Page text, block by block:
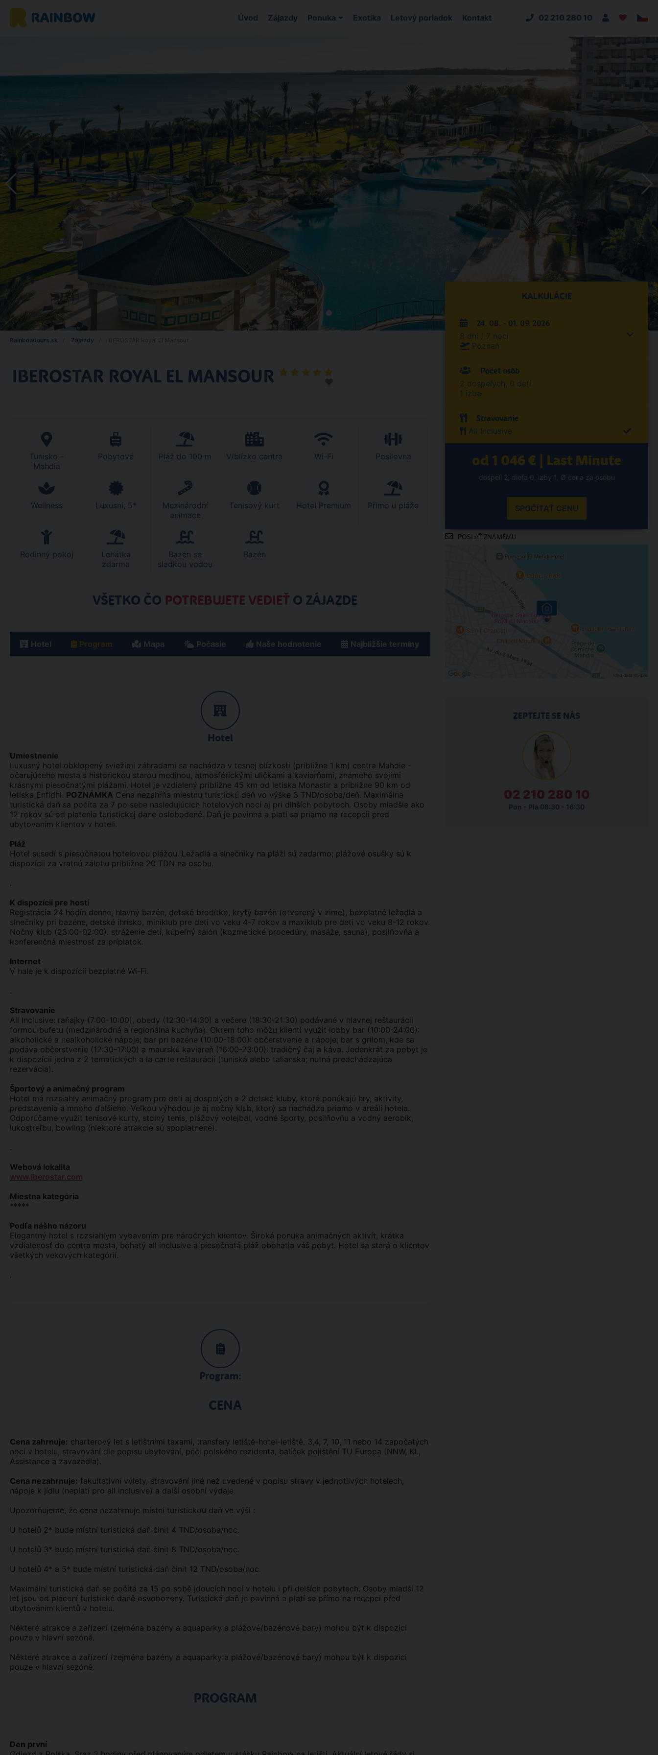
Úvod Zájazdy Ponuka Exotika Letový poriadok Kontakt 02 210 280 10
Rainbowtours.sk Zájazdy
IBEROSTAR ROYAL EL MANSOUR
Tunisko -
Mahdia
Pobytové Pláž do 100 m V/blízko centra Wi-Fi Posilovna
Wellness Luxusní, 5*
Mezinárodní
animace
Tenisový kurt Hotel Premium Přímo u pláže
Rodinný pokoj
Lehátka
zdarma
Bazén se
sladkou vodou
Bazén
VŠETKO ČO POTREBUJETE VEDIEŤ O ZÁJAZDE
Hotel Program Mapa Počasie Naše hodnotenie Najbližšie termíny
Hotel
Umiestnenie
Luxusný hotel obklopený sviežimi záhradami sa nachádza v tesnej blízkosti (približne 1 km) centra Mahdie -
očarujúceho mesta s historickou starou medinou, atmosférickými uličkami a kaviarňami, známeho svojimi
krásnymi piesočnatými plážami. Hotel je vzdialený približne 45 km od letiska Monastir a približne 90 km od
letiska Enfidhi. POZNÁMKA Cena nezahŕňa miestnu turistickú daň vo výške 3 TND/osoba/deň. Maximálna
turistická daň sa počíta za 7 po sebe nasledujúcich hotelových nocí aj pri dlhších pobytoch. Osoby mladšie ako
12 rokov sú od platenia turistickej dane oslobodené. Daň je povinná a platí sa priamo na recepcii pred
ubytovaním klientov v hoteli.
Pláž
Hotel susedí s piesočnatou hotelovou plážou. Ležadlá a slnečníky na pláži sú zadarmo; plážové osušky sú k
dispozícii za vratnú zálohu približne 20 TDN na osobu.
.
K dispozícii pre hostí
Registrácia 24 hodín denne, hlavný bazén, detské brodítko, krytý bazén (otvorený v zime), bezplatné ležadlá a
slnečníky pri bazéne, detské ihrisko, miniklub pre deti vo veku 4-7 rokov a maxiklub pre deti vo veku 8-12 rokov.
Nočný klub (23:00-02:00). stráženie detí, kúpeľný salón (kozmetické procedúry, masáže, sauna), posilňovňa a
konferenčná miestnosť za príplatok.
Internet
V hale je k dispozícii bezplatné Wi-Fi.
.
Stravovanie
All Inclusive: raňajky (7:00-10:00), obedy (12:30-14:30) a večere (18:30-21:30) podávané v hlavnej reštaurácii
formou bufetu (medzinárodná a regionálna kuchyňa). Okrem toho môžu klienti využiť lobby bar (10:00-24:00):
alkoholické a nealkoholické nápoje; bar pri bazéne (10:00-18:00): občerstvenie a nápoje; bar s grilom, kde sa
podáva občerstvenie (12:30-17:00) a maurskú kaviareň (16:00-23:00): tradičný čaj a káva. Jedenkrát za pobyt je
k dispozícii jedna z 2 tematických a la carte reštaurácií (tuniská alebo talianska; nutná predchádzajúca
rezervácia).
Športový a animačný program
Hotel má rozsiahly animačný program pre deti aj dospelých a 2 detské kluby, ktoré ponúkajú hry, aktivity,
predstavenia a mnoho ďalšieho. Veľkou výhodou je aj nočný klub, ktorý sa nachádza priamo v areáli hotela.
Odporúčame využiť tenisové kurty, stolný tenis, plážový volejbal, vodné športy, posilňovňu a vodný aerobik,
lukostreľbu, bowling (niektoré atrakcie sú spoplatnené).
.
Webová lokalita
www.iberostar.com
Miestna kategória
*****
Podľa nášho názoru
Elegantný hotel s rozsiahlym vybavením pre náročných klientov. Široká ponuka animačných aktivít, krátka
vzdialenosť do centra mesta, bohatý all inclusive a piesočnatá pláž obohatia váš pobyt. Hotel sa stará o klientov
všetkých vekových kategórií.
.
Program:
CENA
Cena zahrnuje: charterový let s letištními taxami, transfery letiště-hotel-letiště, 3,4, 7, 10, 11 nebo 14 započatých
nocí v hotelu, stravování dle popisu ubytování, péči polského rezidenta, balíček pojištění TU Europa (NNW, KL,
Assistance a zavazadla).
Cena nezahrnuje: fakultativní výlety, stravování jiné než uvedené v popisu stravy v jednotlivých hotelech,
nápoje k jídlu (neplatí pro all inclusive) a další osobní výdaje.
Upozorňujeme, že cena nezahrnuje místní turistickou daň ve výši :
U hotelů 2* bude místní turistická daň činit 4 TND/osoba/noc.
U hotelů 3* bude místní turistická daň činit 8 TND/osoba/noc.
U hotelů 4* a 5* bude místní turistická daň činit 12 TND/osoba/noc.
Maximální turistická daň se počítá za 15 po sobě jdoucích nocí v hotelu i při delších pobytech. Osoby mladší 12
let jsou od placení turistické daně osvobozeny. Turistická daň je povinná a platí se přímo na recepci před
ubytováním klientů v hotelu.
Některé atrakce a zařízení (zejména bazény a aquaparky a plážové/bazénové bary) mohou být k dispozici
pouze v hlavní sezóně.
Některé atrakce a zařízení (zejména bazény a aquaparky a plážové/bazénové bary) mohou být k dispozici
pouze v hlavní sezóně.
PROGRAM
Den první
KALKULÁCIE
24. 08. - 01. 09. 2026
8 dní / 7 nocí
Poznaň
Počet osôb
2 dospelých, 0 detí
1 izba
Stravovanie
All Inclusive
od 1 046 € | Last Minute
dospelí 2, dieťa 0, izby 1, Ø cena za osobu
SPOČÍTAŤ CENU
POSLAŤ ZNÁMEMU
ZEPTEJTE SE NÁS
02 210 280 10
Pon - Pia 08:30 - 16:30